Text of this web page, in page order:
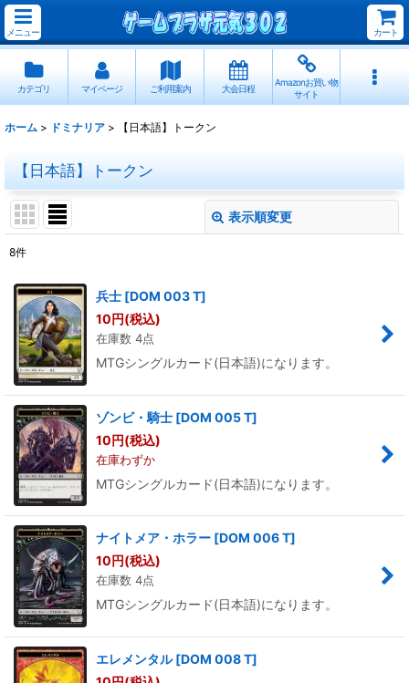
メニュー カート
カテゴリ マイページ ご利用案内 大会日程
Amazonお買い物
サイト
ホーム > ドミナリア > 【日本語】トークン
【日本語】トークン
表示順変更
並び順:
絞り込む
8件
兵士 [DOM 003 T]
10円(税込)
在庫数 4点
MTGシングルカード(日本語)になります。
ゾンビ・騎士 [DOM 005 T]
10円(税込)
在庫わずか
MTGシングルカード(日本語)になります。
ナイトメア・ホラー [DOM 006 T]
10円(税込)
在庫数 4点
MTGシングルカード(日本語)になります。
エレメンタル [DOM 008 T]